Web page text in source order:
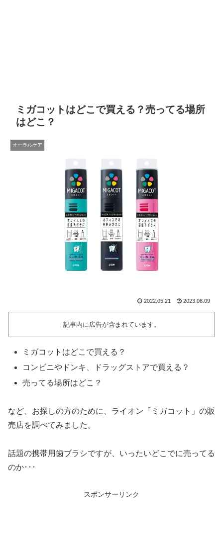
ミガコットはどこで買える？売ってる場所
はどこ？
オーラルケア
2022.05.21 2023.08.09
記事内に広告が含まれています。
ミガコットはどこで買える？
コンビニやドンキ、ドラッグストアで買える？
売ってる場所はどこ？
など、お探しの方のために、ライオン「ミガコット」の販
売店を調べてみました。
話題の携帯用歯ブラシですが、いったいどこでに売ってる
のか･･･
スポンサーリンク